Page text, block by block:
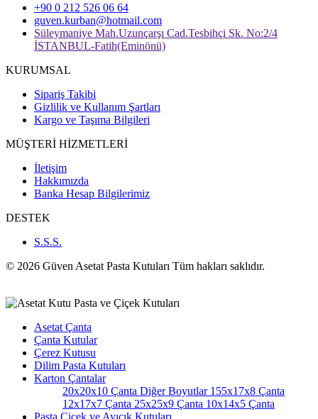
+90 0 212 526 06 64
guven.kurban@hotmail.com
Süleymaniye Mah.Uzunçarşı Cad.Tesbihçi Sk. No:2/4
İSTANBUL-Fatih(Eminönü)
KURUMSAL
Sipariş Takibi
Gizlilik ve Kullanım Şartları
Kargo ve Taşıma Bilgileri
MÜŞTERİ HİZMETLERİ
İletişim
Hakkımızda
Banka Hesap Bilgilerimiz
DESTEK
S.S.S.
© 2026 Güven Asetat Pasta Kutuları Tüm hakları saklıdır.
Asetat Çanta
Çanta Kutular
Çerez Kutusu
Dilim Pasta Kutuları
Karton Çantalar
20x20x10 Çanta Diğer Boyutlar155x17x8 Çanta
12x17x7 Çanta 25x25x9 Çanta 10x14x5 Çanta
Pasta Çiçek ve Ayıcık Kutuları